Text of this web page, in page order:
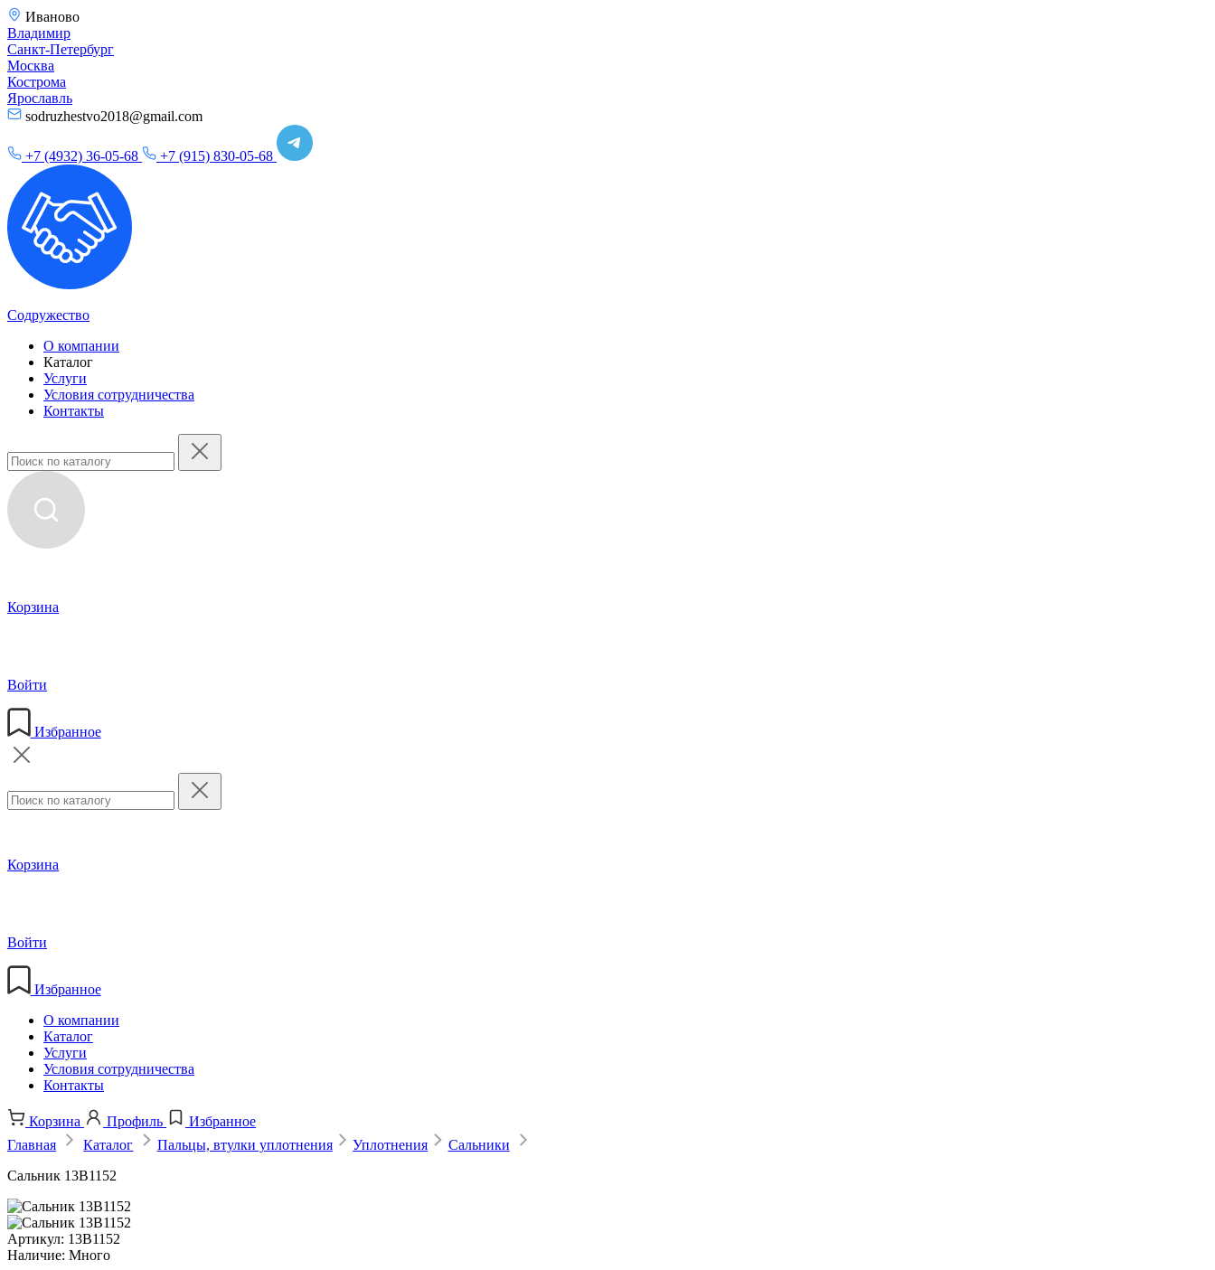
Иваново
Владимир
Санкт-Петербург
Москва
Кострома
Ярославль
sodruzhestvo2018@gmail.com
+7 (4932) 36-05-68 +7 (915) 830-05-68
Содружество
О компании
Каталог
Услуги
Условия сотрудничества
Контакты
Корзина
Войти
Избранное
Корзина
Войти
Избранное
О компании
Каталог
Услуги
Условия сотрудничества
Контакты
Корзина Профиль
Избранное
Главная
Каталог Пальцы, втулки уплотнения Уплотнения
Сальники
Сальник 13B1152
Артикул: 13B1152
Наличие: Много